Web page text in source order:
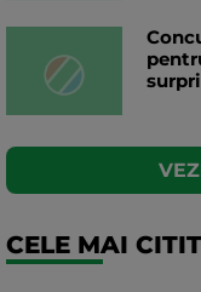
CELE MAI